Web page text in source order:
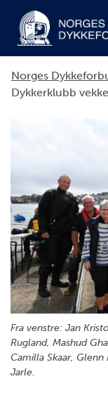
Norges
Dykkerklubb
Fra venstre: Jan
Rugland, Mashud
Camilla Skaar,
Jarle.